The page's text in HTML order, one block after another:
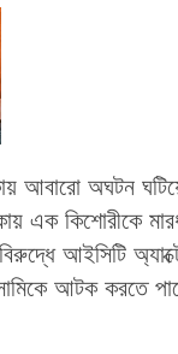
আবারো অঘটন
এক কিশোরীকে
আইসিটি
আটক করতে